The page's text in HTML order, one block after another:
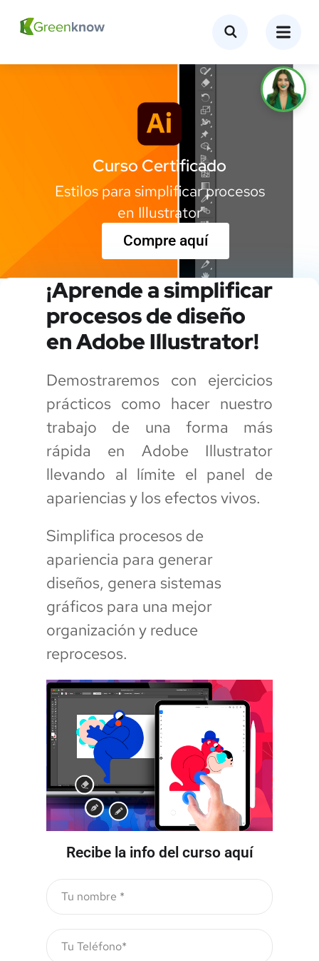
Curso Certificado
Estilos para simplificar procesos
en Illustrator
Compre aquí
¡Aprende a simplificar
procesos de diseño
en Adobe Illustrator!
Demostraremos con ejercicios
prácticos como hacer nuestro
trabajo de una forma más
rápida en Adobe Illustrator
llevando al límite el panel de
apariencias y los efectos vivos.
Simplifica procesos de
apariencia para generar
diseños, genera sistemas
gráficos para una mejor
organización y reduce
reprocesos.
Recibe la info del curso aquí